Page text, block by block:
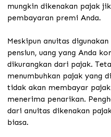
mungkin dikenakan pajak
pembayaran premi Anda.
Meskipun anuitas
pensiun, uang yang Anda
dikurangkan dari pajak.
menumbuhkan pajak yang
tidak akan membayar
menerima penarikan.
dari anuitas dikenakan
biasa.